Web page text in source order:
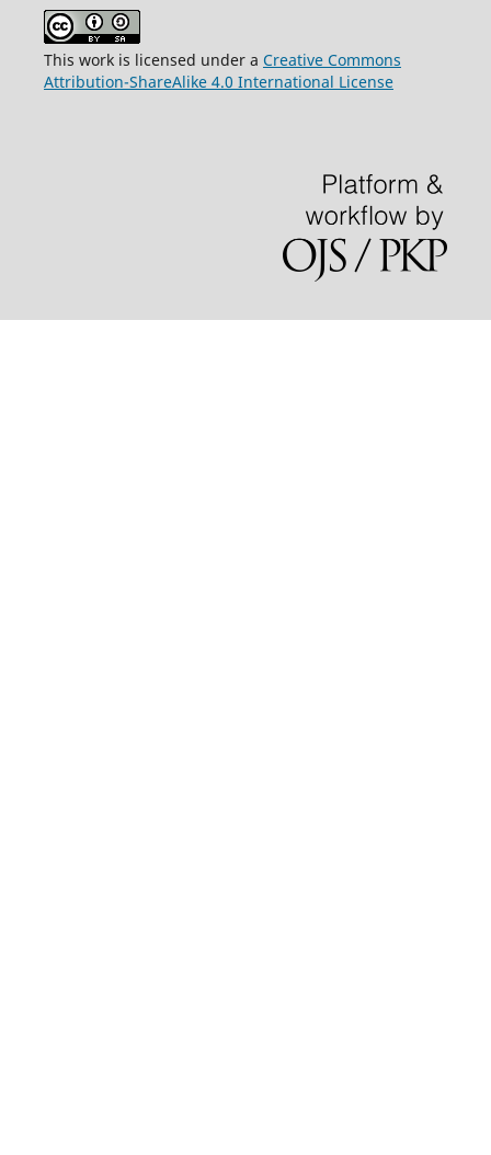
This work is licensed under a Creative Commons
Attribution-ShareAlike 4.0 International License